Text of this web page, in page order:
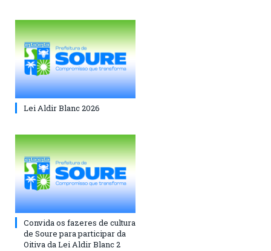
Lei Aldir Blanc 2026
Convida os fazeres de cultura
de Soure para participar da
Oitiva da Lei Aldir Blanc 2